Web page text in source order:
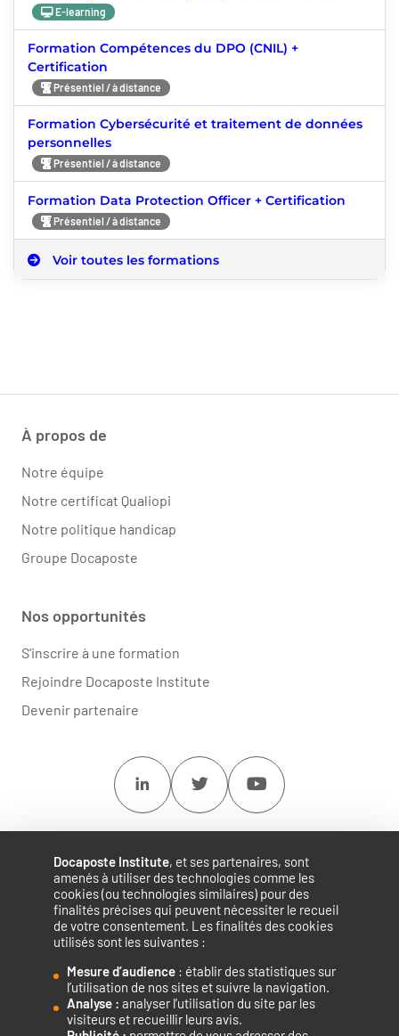
Docaposte Institute, et ses partenaires, sont
amenés à utiliser des technologies comme les
cookies (ou technologies similaires) pour des
finalités précises qui peuvent nécessiter le recueil
de votre consentement. Les finalités des cookies
utilisés sont les suivantes :
Mesure d’audience : établir des statistiques sur
l’utilisation de nos sites et suivre la navigation.
Analyse : analyser l’utilisation du site par les
visiteurs et recueillir leurs avis.
E-learning
Formation Compétences du DPO (CNIL) +
Certification
Présentiel / à distance
Formation Cybersécurité et traitement de données
personnelles
Présentiel / à distance
Formation Data Protection Officer + Certification
Présentiel / à distance
Voir toutes les formations
Accélérateur de compétences numériques.
À propos de
Notre équipe
Notre certificat Qualiopi
Notre politique handicap
Groupe Docaposte
Nos opportunités
S'inscrire à une formation
Rejoindre Docaposte Institute
Devenir partenaire
Linkedin Twitter Youtube